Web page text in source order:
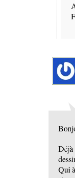
Déjà
Qui